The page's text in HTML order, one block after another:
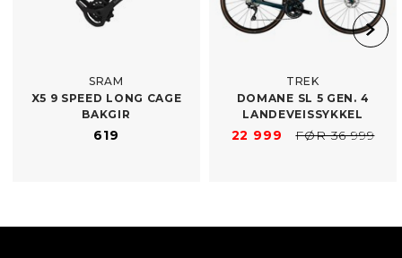
SRAM
X5 9 SPEED LONG CAGE
BAKGIR
619
TREK
DOMANE SL 5 GEN. 4
LANDEVEISSYKKEL
22 999 FØR 36 999